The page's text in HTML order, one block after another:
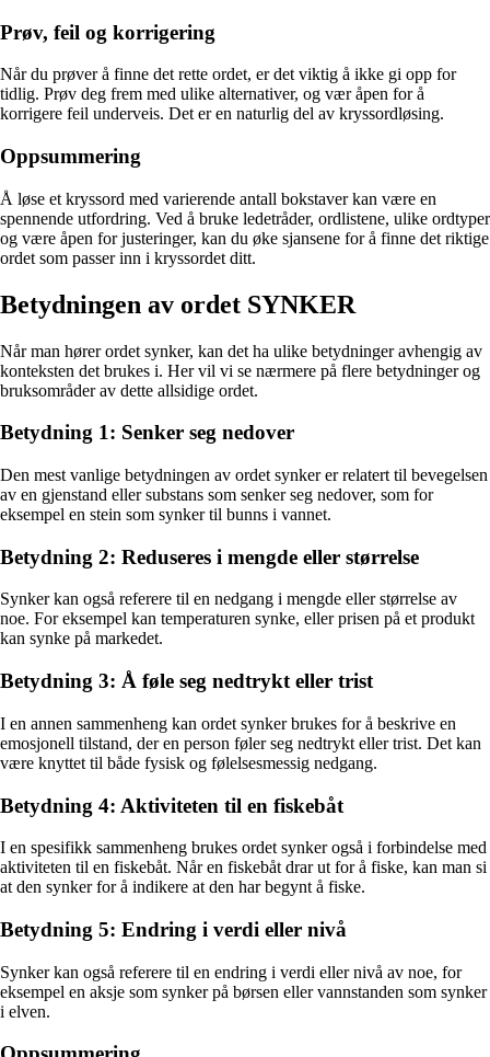
Prøv, feil og korrigering
Når du prøver å finne det rette ordet, er det viktig å ikke gi opp for
tidlig. Prøv deg frem med ulike alternativer, og vær åpen for å
korrigere feil underveis. Det er en naturlig del av kryssordløsing.
Oppsummering
Å løse et kryssord med varierende antall bokstaver kan være en
spennende utfordring. Ved å bruke ledetråder, ordlistene, ulike ordtyper
og være åpen for justeringer, kan du øke sjansene for å finne det riktige
ordet som passer inn i kryssordet ditt.
Betydningen av ordet SYNKER
Når man hører ordet synker, kan det ha ulike betydninger avhengig av
konteksten det brukes i. Her vil vi se nærmere på flere betydninger og
bruksområder av dette allsidige ordet.
Betydning 1: Senker seg nedover
Den mest vanlige betydningen av ordet synker er relatert til bevegelsen
av en gjenstand eller substans som senker seg nedover, som for
eksempel en stein som synker til bunns i vannet.
Betydning 2: Reduseres i mengde eller størrelse
Synker kan også referere til en nedgang i mengde eller størrelse av
noe. For eksempel kan temperaturen synke, eller prisen på et produkt
kan synke på markedet.
Betydning 3: Å føle seg nedtrykt eller trist
I en annen sammenheng kan ordet synker brukes for å beskrive en
emosjonell tilstand, der en person føler seg nedtrykt eller trist. Det kan
være knyttet til både fysisk og følelsesmessig nedgang.
Betydning 4: Aktiviteten til en fiskebåt
I en spesifikk sammenheng brukes ordet synker også i forbindelse med
aktiviteten til en fiskebåt. Når en fiskebåt drar ut for å fiske, kan man si
at den synker for å indikere at den har begynt å fiske.
Betydning 5: Endring i verdi eller nivå
Synker kan også referere til en endring i verdi eller nivå av noe, for
eksempel en aksje som synker på børsen eller vannstanden som synker
i elven.